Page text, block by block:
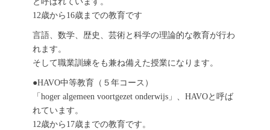
12歳から16歳までの教育です
言語、数学、歴史、芸術と科学の理論的な教育が行わ
れます。
そして職業訓練をも兼ね備えた授業になります。
●HAVO中等教育（５年コース）
「hoger algemeen voortgezet onderwijs」、HAVOと呼ば
れています。
12歳から17歳までの教育です。